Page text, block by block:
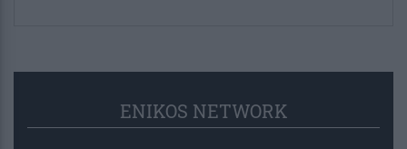
ENIKOS NETWORK